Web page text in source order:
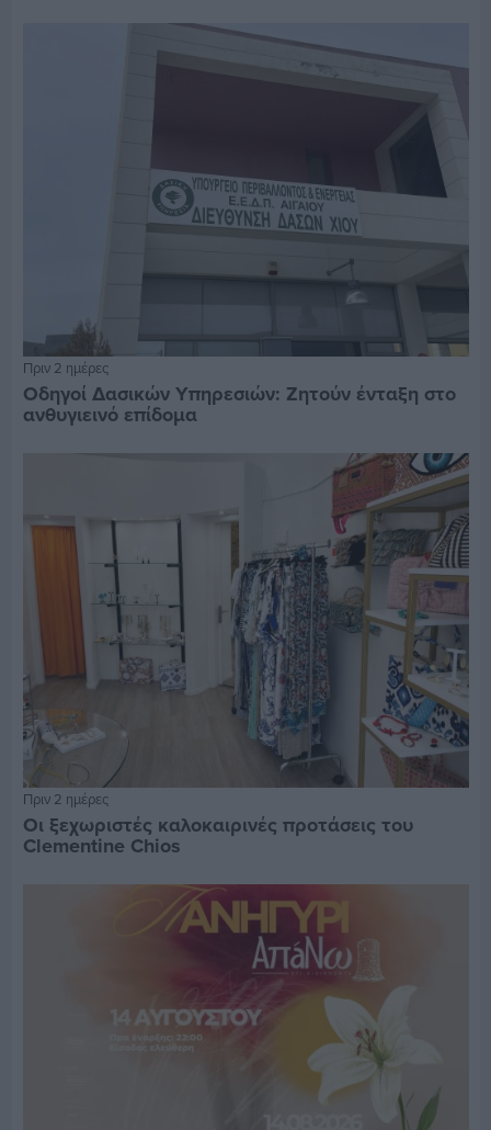
Πριν 2 ημέρες
Οδηγοί Δασικών Υπηρεσιών: Ζητούν ένταξη στο
ανθυγιεινό επίδομα
Πριν 2 ημέρες
Οι ξεχωριστές καλοκαιρινές προτάσεις του
Clementine Chios